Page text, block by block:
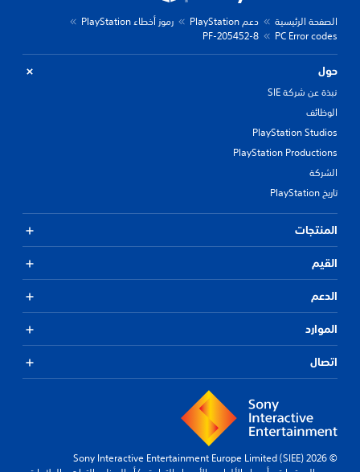
الصفحة الرئيسية دعم PlayStation
رموز أخطاء PlayStation
PC Error codes
PF-205452-8
حول
نبذة عن شركة SIE
الوظائف
PlayStation Studios
PlayStation Productions
الشركة
تاريخ PlayStation
المنتجات
القيم
الدعم
الموارد
اتصال
© 2026 Sony Interactive Entertainment Europe Limited (SIEE)